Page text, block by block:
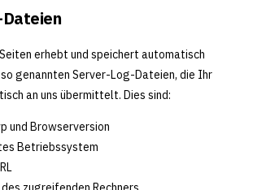
erhebt und speichert automatisch
genannten Server-Log-Dateien, die Ihr
an uns übermittelt. Dies sind:
und Browserversion
Betriebssystem